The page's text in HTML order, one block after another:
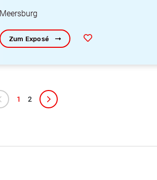
Meersburg
Zum Exposé
1 2